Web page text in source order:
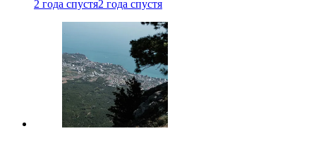
2 года спустя2 года спустя